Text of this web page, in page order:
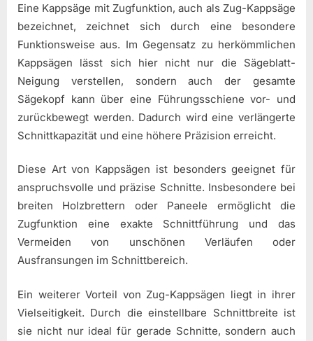
Eine Kappsäge mit Zugfunktion, auch als Zug-Kappsäge
bezeichnet, zeichnet sich durch eine besondere
Funktionsweise aus. Im Gegensatz zu herkömmlichen
Kappsägen lässt sich hier nicht nur die Sägeblatt-
Neigung verstellen, sondern auch der gesamte
Sägekopf kann über eine Führungsschiene vor- und
zurückbewegt werden. Dadurch wird eine verlängerte
Schnittkapazität und eine höhere Präzision erreicht.
Diese Art von Kappsägen ist besonders geeignet für
anspruchsvolle und präzise Schnitte. Insbesondere bei
breiten Holzbrettern oder Paneele ermöglicht die
Zugfunktion eine exakte Schnittführung und das
Vermeiden von unschönen Verläufen oder
Ausfransungen im Schnittbereich.
Ein weiterer Vorteil von Zug-Kappsägen liegt in ihrer
Vielseitigkeit. Durch die einstellbare Schnittbreite ist
sie nicht nur ideal für gerade Schnitte, sondern auch